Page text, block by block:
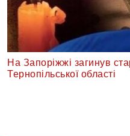
На Запоріжжі загинув
Тернопільської області